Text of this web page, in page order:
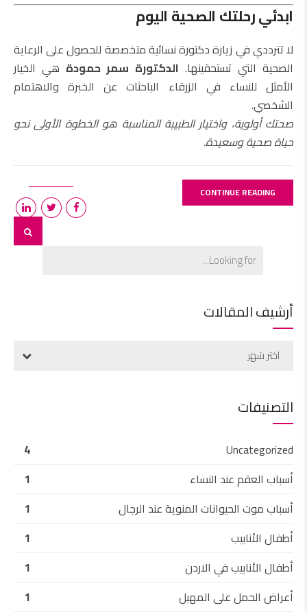
ابدئي رحلتك الصحية اليوم
لا تترددي في زيارة دكتورة نسائية متخصصة للحصول على الرعاية
الصحية التي تستحقينها. الدكتورة سمر حمودة هي الخيار
الأمثل للنساء في الزرقاء الباحثات عن الخبرة والاهتمام
الشخصي.
صحتك أولوية، واختيار الطبيبة المناسبة هو الخطوة الأولى نحو
حياة صحية وسعيدة.
CONTINUE READING
أرشيف المقالات
اختر شهر
التصنيفات
Uncategorized
4
أسباب العقم عند النساء
1
أسباب موت الحيوانات المنوية عند الرجال
1
أطفال الأنابيب
1
أطفال الأنابيب في الاردن
1
أعراض الحمل على المهبل
1